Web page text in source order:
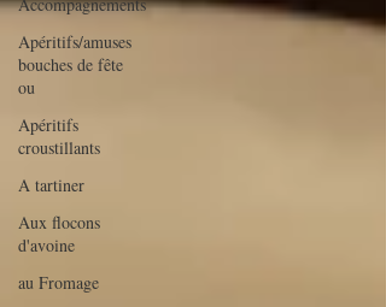
Apéritifs/amuses
bouches de fête
ou
Apéritifs
croustillants
A tartiner
Aux flocons
d'avoine
au Fromage